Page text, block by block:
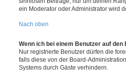
ein Moderator oder Administrator wird
Nach oben
Wenn ich bei einem Benutzer auf
Nur registrierte Benutzer dürfen die
falls diese von der Board-
Systems durch Gäste verhindern.